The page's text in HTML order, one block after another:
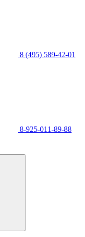
8 (495) 589-42-01
8-925-011-89-88